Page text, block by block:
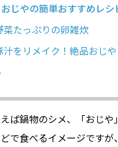
じやの簡単おすすめレシ
菜たっぷりの卵雑炊
汁をリメイク！絶品おじや
えば鍋物のシメ、「おじ
で食べるイメージです